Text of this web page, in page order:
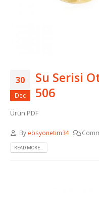
30
Dec
Su Serisi
506
Ürün PDF
By ebsyonetim34
READ MORE...